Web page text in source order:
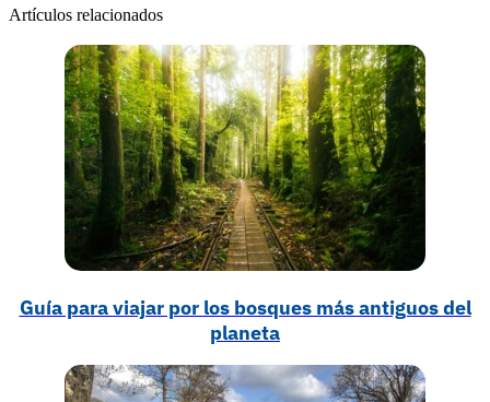
Artículos relacionados
Guía para viajar por los bosques más antiguos del
planeta